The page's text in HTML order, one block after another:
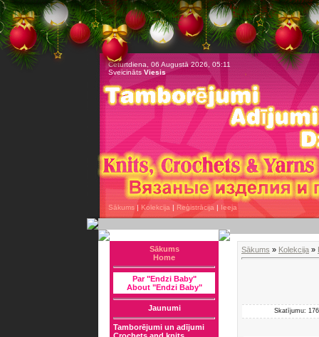
Ceturtdiena, 06 Augustā 2026, 05:11
SveicinātsViesis
Sākums| Kolekcija | Reģistrācija | Ieeja
Sākums
Home
Par "Endzi Baby"
About "Endzi Baby"
Jaunumi
Tamborējumi un adījumi
Sākums » Kolekcija »
Skatījumu: